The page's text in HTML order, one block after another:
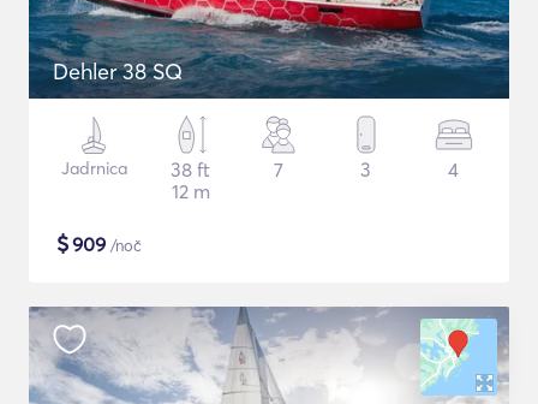
Dehler 38 SQ
Jadrnica
38 ft
12 m
7 3 4
$909 /noč